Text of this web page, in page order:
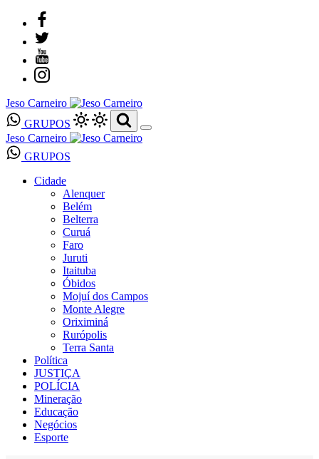
Jeso Carneiro
GRUPOS
Jeso Carneiro
GRUPOS
Cidade
Alenquer
Belém
Belterra
Curuá
Faro
Juruti
Itaituba
Óbidos
Mojuí dos Campos
Monte Alegre
Oriximiná
Rurópolis
Terra Santa
Política
JUSTIÇA
POLÍCIA
Mineração
Educação
Negócios
Esporte